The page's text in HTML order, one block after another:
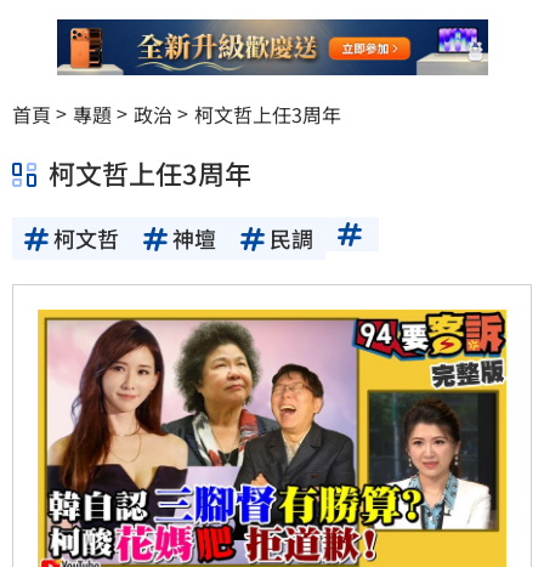
首頁 專題 政治 柯文哲上任3周年
柯文哲上任3周年
柯文哲 神壇 民調